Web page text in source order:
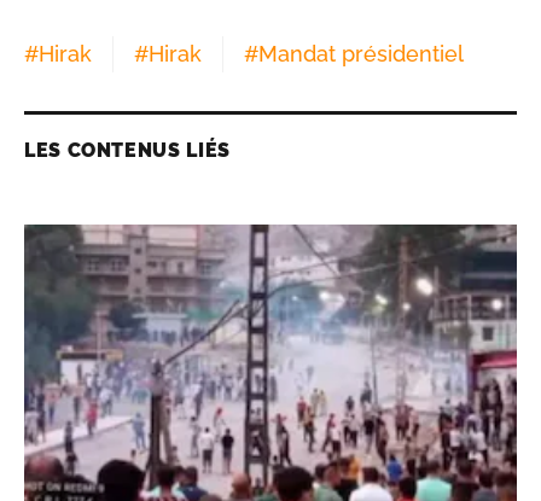
#Hirak #Hirak #Mandat présidentiel
LES CONTENUS LIÉS